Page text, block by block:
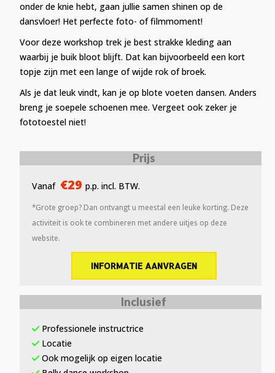
onder de knie hebt, gaan jullie samen shinen op de
dansvloer! Het perfecte foto- of filmmoment!
Voor deze workshop trek je best strakke kleding aan
waarbij je buik bloot blijft. Dat kan bijvoorbeeld een kort
topje zijn met een lange of wijde rok of broek.
Als je dat leuk vindt, kan je op blote voeten dansen. Anders
breng je soepele schoenen mee. Vergeet ook zeker je
fototoestel niet!
Prijs
Vanaf €29 p.p. incl. BTW.
*Grote groep? Dan ontvangt u meestal een leuke korting. Deze
activiteit is ook te combineren met andere uitjes op deze
website.
INFORMATIE AANVRAGEN
Inclusief
Professionele instructrice
Locatie
Ook mogelijk op eigen locatie